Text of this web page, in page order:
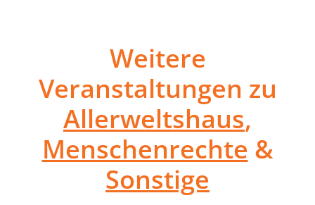
Weitere
Veranstaltungen zu
Allerweltshaus,
Menschenrechte &
Sonstige